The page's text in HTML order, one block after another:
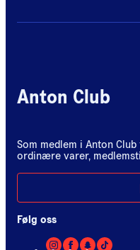
Anton Club
Som medlem i Anton
ordinære varer,
Følg oss